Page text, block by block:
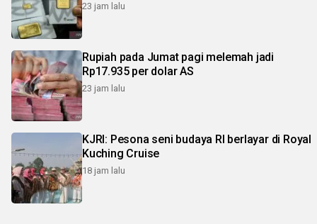
23 jam lalu
Rupiah pada Jumat pagi melemah jadi
Rp17.935 per dolar AS
23 jam lalu
KJRI: Pesona seni budaya RI berlayar di Royal
Kuching Cruise
18 jam lalu